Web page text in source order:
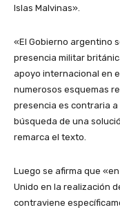
Islas Malvinas».
«El Gobierno argentino
presencia militar
apoyo internacional en
numerosos esquemas
presencia es contraria
búsqueda de una
remarca el texto.
Luego se afirma que
Unido en la realización
contraviene